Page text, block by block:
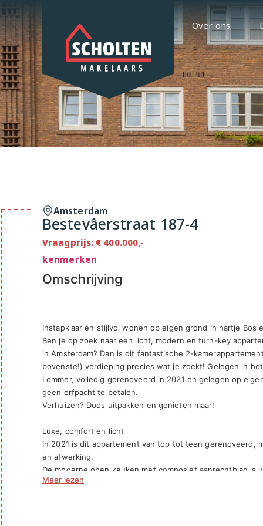
Over ons
Amsterdam
Bestevâerstraat 187-4
Vraagprijs: € 400.000,-
kenmerken
Omschrijving
Instapklaar én stijlvol wonen op eigen grond in hartje Bos
Ben je op zoek naar een licht, modern en turn-key
in Amsterdam? Dan is dit fantastische 2-
bovenste!) verdieping precies wat je zoekt! Gelegen in
Lommer, volledig gerenoveerd in 2021 en gelegen op
geen erfpacht te betalen.
Verhuizen? Doos uitpakken en genieten maar!
Luxe, comfort en licht
In 2021 is dit appartement van top tot teen gerenoveerd,
en afwerking.
De moderne open keuken met composiet aanrechtblad is
Siemens inbouwapparatuur.
Meer lezen